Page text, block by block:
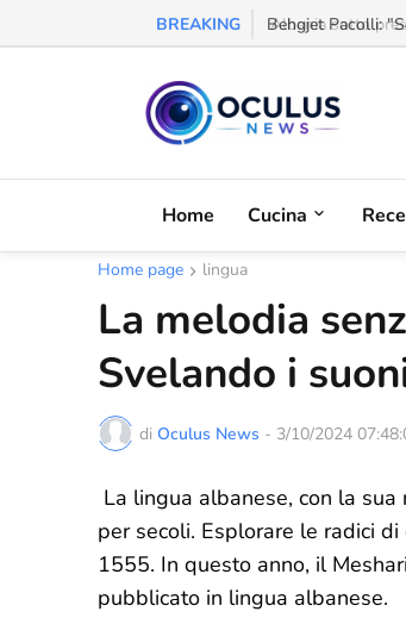
BREAKING Behgjet Pacolli:
Home Cucina
Home page lingua
La melodia
Svelando i
di Oculus News - 3/10/2024
La lingua albanese, con la
per secoli. Esplorare le radici
1555. In questo anno, il
pubblicato in lingua albanese.